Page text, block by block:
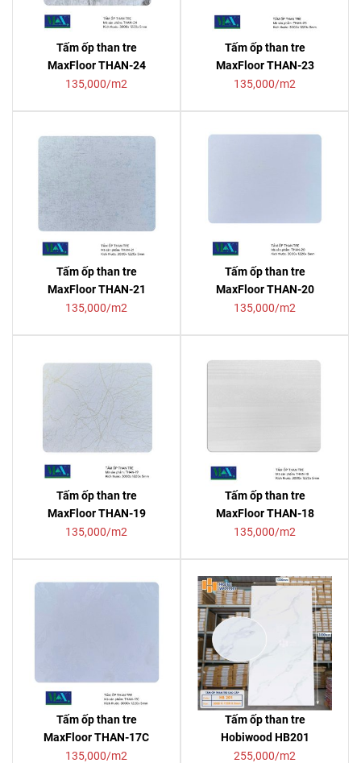
Tấm ốp than tre
MaxFloor THAN-24
135,000/m2
Tấm ốp than tre
MaxFloor THAN-23
135,000/m2
Tấm ốp than tre
MaxFloor THAN-21
135,000/m2
Tấm ốp than tre
MaxFloor THAN-20
135,000/m2
Tấm ốp than tre
MaxFloor THAN-19
135,000/m2
Tấm ốp than tre
MaxFloor THAN-18
135,000/m2
Tấm ốp than tre
MaxFloor THAN-17C
135,000/m2
Tấm ốp than tre
Hobiwood HB201
255,000/m2